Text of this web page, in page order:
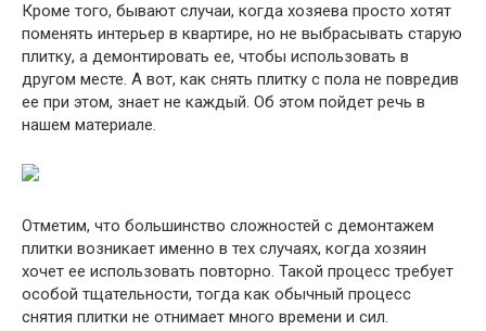
Кроме того, бывают случаи, когда хозяева просто хотят
поменять интерьер в квартире, но не выбрасывать старую
плитку, а демонтировать ее, чтобы использовать в
другом месте. А вот, как снять плитку с пола не повредив
ее при этом, знает не каждый. Об этом пойдет речь в
нашем материале.
Отметим, что большинство сложностей с демонтажем
плитки возникает именно в тех случаях, когда хозяин
хочет ее использовать повторно. Такой процесс требует
особой тщательности, тогда как обычный процесс
снятия плитки не отнимает много времени и сил.